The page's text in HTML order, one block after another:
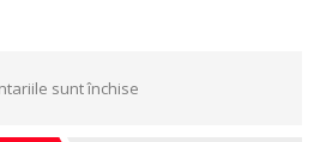
sunt închise